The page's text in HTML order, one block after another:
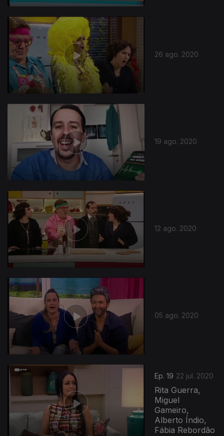
26 ago. 2020
19 ago. 2020
12 ago. 2020
05 ago. 2020
Ep. 19 22 jul. 2020
Rita Guerra,
Miguel
Gameiro,
Alberto Índio,
Fábia Rebordão